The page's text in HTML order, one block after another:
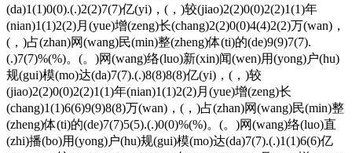
(da)1(1)0(0).(.)2(2)7(7)亿(yi)，(，)较(jiao)2(2)0(0)2(2)1(1)年
(nian)1(1)2(2)月(yue)增(zeng)长(chang)2(2)0(0)4(4)2(2)万(wan)，
(，)占(zhan)网(wang)民(min)整(zheng)体(ti)的(de)9(9)7(7).
(.)7(7)%(%)。(。)网(wang)络(luo)新(xin)闻(wen)用(yong)户(hu)
规(gui)模(mo)达(da)7(7).(.)8(8)8(8)亿(yi)，(，)较
(jiao)2(2)0(0)2(2)1(1)年(nian)1(1)2(2)月(yue)增(zeng)长
(chang)1(1)6(6)9(9)8(8)万(wan)，(，)占(zhan)网(wang)民(min)整
(zheng)体(ti)的(de)7(7)5(5).(.)0(0)%(%)。(。)网(wang)络(luo)直
(zhi)播(bo)用(yong)户(hu)规(gui)模(mo)达(da)7(7).(.)1(1)6(6)亿